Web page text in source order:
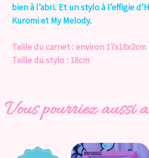
bien à l’abri. Et un stylo à l’effigie
Kuromi et My Melody.
Taille du carnet : environ 17x18x2cm
Taille du stylo : 18cm
Vous pourriez aussi